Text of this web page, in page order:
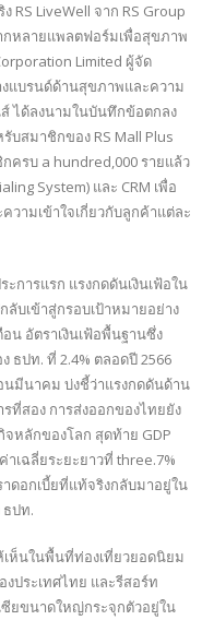
LiveWell จาก RS Group
หลายแพลตฟอร์มเพื่อสุขภาพ
Limited ผู้จัด
แบรนด์ด้านสุขภาพและความ
ได้ลงนามในบันทึกข้อตกลง
บสมาชิกของ RS Mall Plus
ครบ a hundred,000 รายแล้ว
System) และ CRM เพื่อ
ามเข้าใจเกี่ยวกับลูกค้าแต่ละ
การแรก แรงกดดันเงินเฟ้อใน
ลับเข้าสู่กรอบเป้าหมายอย่าง
น อัตราเงินเฟ้อพื้นฐานซึ่ง
ธปท. ที่ 2.4% ตลอดปี 2566
นมีนาคม บ่งชี้ว่าแรงกดดันด้าน
ที่สอง การส่งออกของไทยยัง
หลักของโลก สุดท้าย GDP
าเฉลี่ยระยะยาวที่ three.7%
ดอกเบี้ยที่แท้จริงกลับมาอยู่ใน
ปท.
เห็นในพื้นที่ท่องเที่ยวยอดนิยม
ประเทศไทย และรีสอร์ท
ยขนาดใหญ่กระจุกตัวอยู่ใน